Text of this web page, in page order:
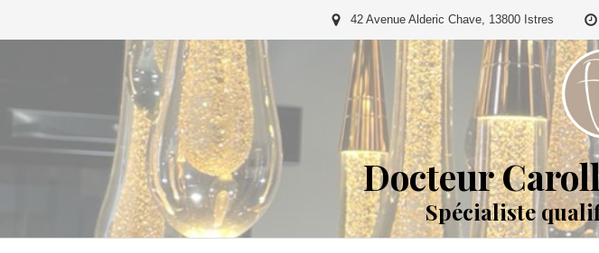
42 Avenue Alderic Chave, 13800 Istres
Docteur
Spécialiste